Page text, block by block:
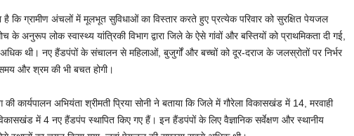
है कि ग्रामीण अंचलों में मूलभूत सुविधाओं का विस्तार करते हुए प्रत्येक परिवार को सुरक्षित पेयजल
के अनुरूप लोक स्वास्थ्य यांत्रिकी विभाग द्वारा जिले के ऐसे गांवों और बस्तियों को प्राथमिकता दी गई,
थी। नए हैंडपंपों के संचालन से महिलाओं, बुजुर्गों और बच्चों को दूर-दराज के जलस्रोतों पर निर्भर
और श्रम की भी बचत होगी।
की कार्यपालन अभियंता श्रीमती प्रिया सोनी ने बताया कि जिले में गौरेला विकासखंड में 14, मरवाही
में 4 नए हैंडपंप स्थापित किए गए हैं। इन हैंडपंपों के लिए वैज्ञानिक सर्वेक्षण और स्थानीय